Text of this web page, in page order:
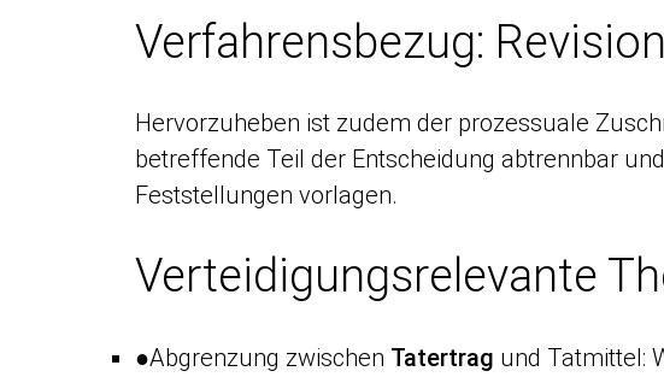
Verfahrensbezug:
Hervorzuheben ist zudem der prozessuale
betreffende Teil der Entscheidung abtrennbar
Feststellungen vorlagen.
Verteidigungsrelevante
●Abgrenzung zwischen Tatertrag und Tatmittel: